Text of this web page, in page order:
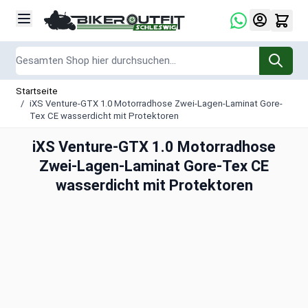
Startseite
/ iXS Venture-GTX 1.0 Motorradhose Zwei-Lagen-Laminat Gore-
Tex CE wasserdicht mit Protektoren
iXS Venture-GTX 1.0 Motorradhose
Zwei-Lagen-Laminat Gore-Tex CE
wasserdicht mit Protektoren